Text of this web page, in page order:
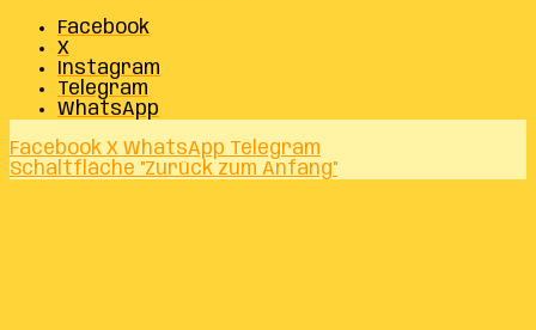
Facebook
X
Instagram
Telegram
WhatsApp
Facebook X WhatsApp Telegram
Schaltfläche "Zurück zum Anfang"